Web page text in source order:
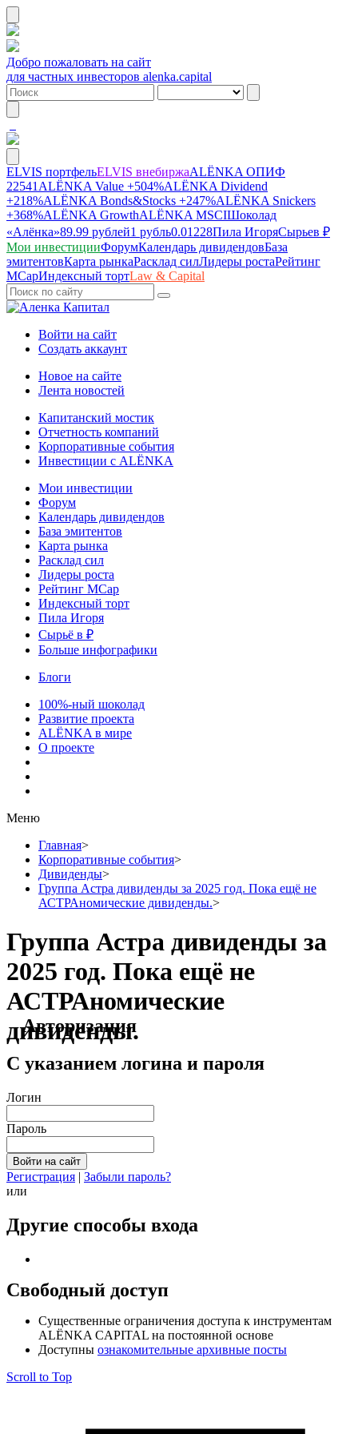
Добро пожаловать на сайт
для частных инвесторов alenka.capital
ELVIS портфельELVIS внебиржаALЁNKA ОПИФ
22541 ALЁNKA Value +504%ALЁNKA Dividend
+218%ALЁNKA Bonds&Stocks +247%ALЁNKA Snickers
+368%ALЁNKA GrowthALЁNKA MSCIШоколад
«Алёнка»89.99 рублей1 рубль0.01228Пила ИгоряСырьев ₽
Мои инвестицииФорумКалендарь дивидендовБаза
эмитентовКарта рынкаРасклад силЛидеры ростаРейтинг
MCapИндексный тортLaw & Capital
Войти на сайт
Создать аккаунт
Новое на сайте
Лента новостей
Капитанский мостик
Отчетность компаний
Корпоративные события
Инвестиции с ALЁNKA
Мои инвестиции
Форум
Календарь дивидендов
База эмитентов
Карта рынка
Расклад сил
Лидеры роста
Рейтинг MCap
Индексный торт
Пила Игоря
Сырьё в ₽
Больше инфографики
Блоги
100%-ный шоколад
Развитие проекта
ALЁNKA в мире
О проекте
Меню
Главная>
Корпоративные события>
Дивиденды>
Группа Астра дивиденды за 2025 год. Пока ещё не
АСТРАномические дивиденды.>
Группа Астра дивиденды за
2025 год. Пока ещё не
АСТРАномические
дивиденды.
Авторизация
С указанием логина и пароля
Логин
Пароль
Регистрация | Забыли пароль?
или
Другие способы входа
Свободный доступ
Cущественные ограничения доступа к инструментам
ALЁNKA CAPITAL на постоянной основе
Доступны ознакомительные архивные посты
Scroll to Top